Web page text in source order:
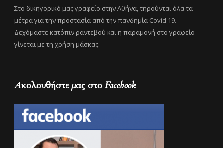
Στο δικηγορικό μας γραφείο στην Αθήνα, τηρούνται όλα τα
μέτρα για την προστασία από την πανδημία Covid 19.
Δεχόμαστε κατόπιν ραντεβού και η παραμονή στο γραφείο
γίνεται με τη χρήση μάσκας.
Ακολουθήστε μας στο Facebook